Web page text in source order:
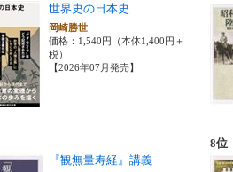
世界史の日本史
岡崎勝世
価格：1,540円（本体1,400円＋
税）
【2026年07月発売】
『観無量寿経』講義
8位